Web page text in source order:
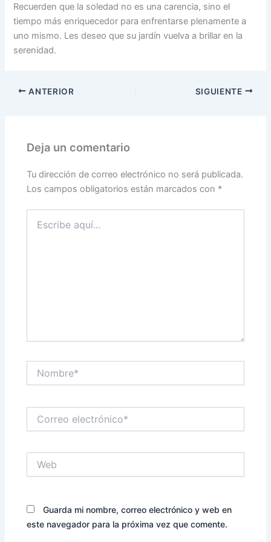
Recuerden que la soledad no es una carencia, sino el
tiempo más enriquecedor para enfrentarse plenamente a
uno mismo. Les deseo que su jardín vuelva a brillar en la
serenidad.
ANTERIOR SIGUIENTE
Deja un comentario
Tu dirección de correo electrónico no será publicada.
Los campos obligatorios están marcados con *
aquí...
electrónico*
Guarda mi nombre, correo electrónico y web en
este navegador para la próxima vez que comente.